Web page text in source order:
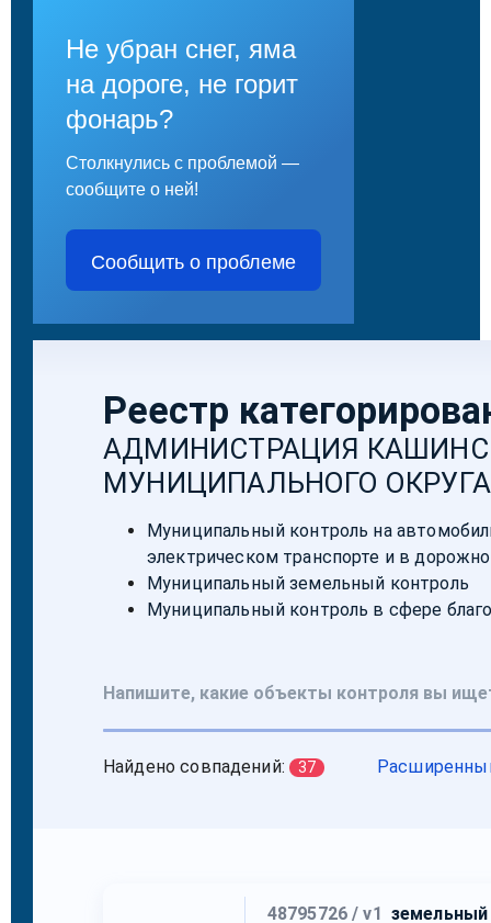
Не убран снег, яма
на дороге, не горит
фонарь?
Столкнулись с проблемой —
сообщите о ней!
Сообщить о проблеме